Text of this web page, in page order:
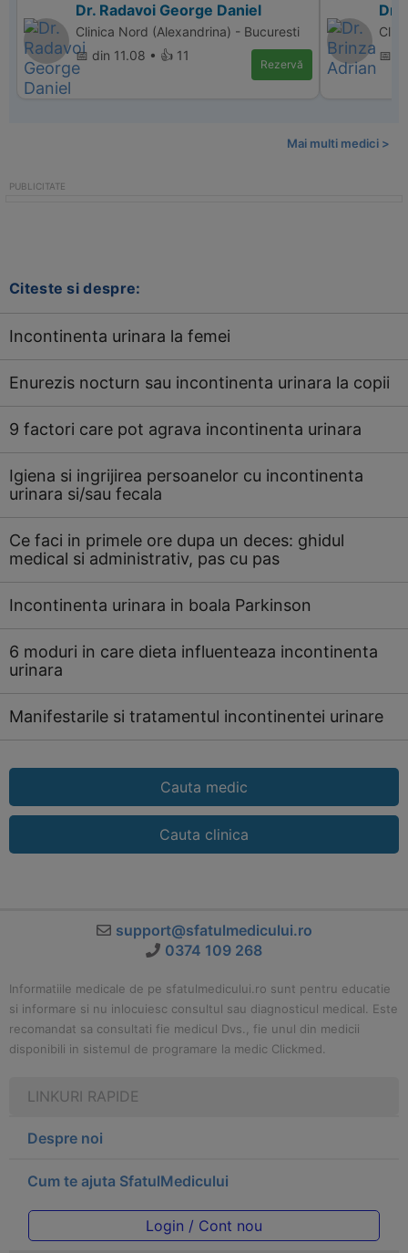
Dr. Radavoi George Daniel
Clinica Nord (Alexandrina) - Bucuresti
📅 din 11.08 • 👍 11
Rezervă
Dr.
📅
Mai multi medici >
Citeste si despre:
Incontinenta urinara la femei
Enurezis nocturn sau incontinenta urinara la copii
9 factori care pot agrava incontinenta urinara
Igiena si ingrijirea persoanelor cu incontinenta
urinara si/sau fecala
Ce faci in primele ore dupa un deces: ghidul
medical si administrativ, pas cu pas
Incontinenta urinara in boala Parkinson
6 moduri in care dieta influenteaza incontinenta
urinara
Manifestarile si tratamentul incontinentei urinare
Cauta medic
Cauta clinica
support@sfatulmedicului.ro
0374 109 268
Informatiile medicale de pe sfatulmedicului.ro sunt pentru educatie
si informare si nu inlocuiesc consultul sau diagnosticul medical. Este
recomandat sa consultati fie medicul Dvs., fie unul din medicii
disponibili in sistemul de programare la medic Clickmed.
LINKURI RAPIDE
Despre noi
Cum te ajuta SfatulMedicului
Login / Cont nou